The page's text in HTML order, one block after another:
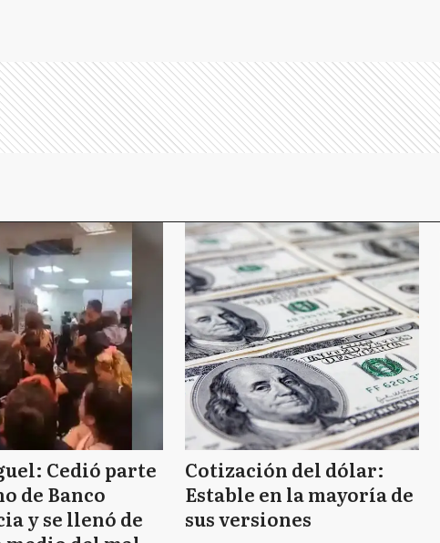
Cedió parte
de Banco
y se llenó de
Cotización del dólar:
Estable en la mayoría de
sus versiones